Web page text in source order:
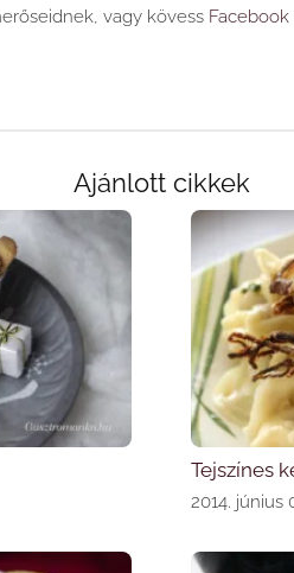
vagy kövess Facebook
Ajánlott cikkek
Tejszínes
2014. június